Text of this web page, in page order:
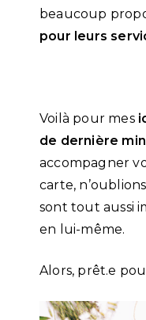
beaucoup
pour leurs
Voilà pour mes
de dernière
accompagner
carte,
sont tout aussi
en lui-même.
Alors, prêt.e